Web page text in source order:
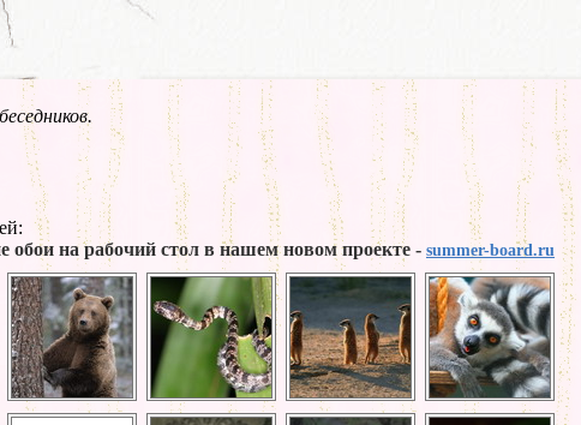
обои на рабочий стол в нашем новом проекте - summer-board.ru